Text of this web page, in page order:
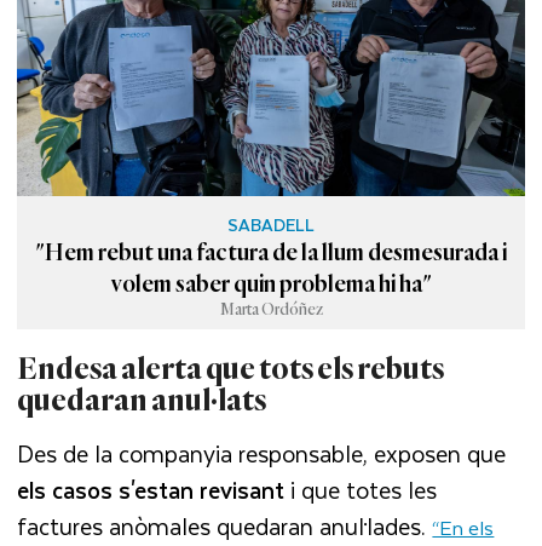
SABADELL
"Hem rebut una factura de la llum desmesurada i
volem saber quin problema hi ha"
Marta Ordóñez
Endesa alerta que tots els rebuts
quedaran anul·lats
Des de la companyia responsable, exposen que
els casos s'estan revisanti que totes les
factures anòmales quedaran anul·lades.“En els